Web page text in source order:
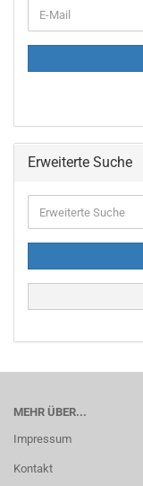
ZUR
E-
Mail
Erweiterte Suche
Suche
MEHR ÜBER...
Impressum
Kontakt